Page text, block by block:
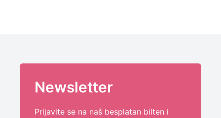
Newsletter
Prijavite se na naš besplatan bilten i